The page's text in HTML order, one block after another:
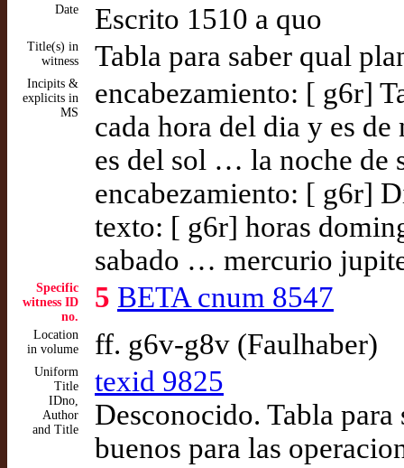
Date Escrito 1510 a quo
Title(s) in
witness
Tabla para saber qual
Incipits &
explicits in
MS
encabezamiento: [ g6r]
cada hora del dia y es
es del sol … la noche de
encabezamiento: [ g6r]
texto: [ g6r] horas
sabado … mercurio
Specific
witness ID
no.
5 BETA cnum 8547
Location
in volume
ff. g6v-g8v (Faulhaber)
Uniform
Title
IDno,
Author
and Title
texid 9825
Desconocido. Tabla
buenos para las